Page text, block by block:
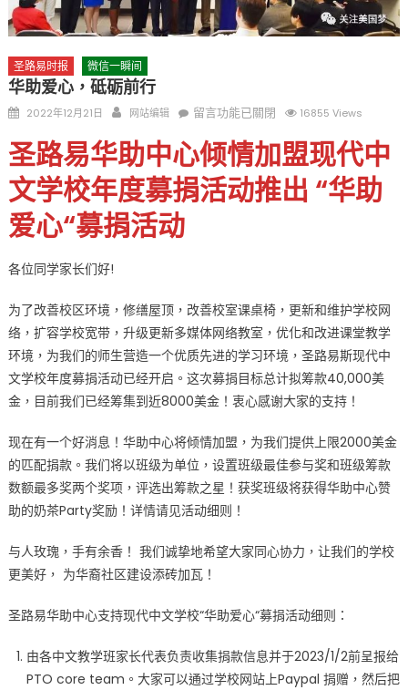
与钢琴的精彩对话
圣路易时报 微信一瞬间
华助爱心，砥砺前行
Posted
2022年12月21日 Author
网站编辑
在
助
爱
心，
中
留言功能已關閉 16855 Views
圣路易华助中心倾情加盟现代中
文学校年度募捐活动推出 “华助
爱心“募捐活动
各位同学家长们好!
为了改善校区环境，修缮屋顶，改善校室课桌椅，更新和维护学校网
络，扩容学校宽带，升级更新多媒体网络教室，优化和改进课堂教学
环境，为我们的师生营造一个优质先进的学习环境，圣路易斯现代中
文学校年度募捐活动已经开启。这次募捐目标总计拟筹款40,000美
金，目前我们已经筹集到近8000美金！衷心感谢大家的支持！
现在有一个好消息！华助中心将倾情加盟，为我们提供上限2000美金
的匹配捐款。我们将以班级为单位，设置班级最佳参与奖和班级筹款
数额最多奖两个奖项，评选出筹款之星！获奖班级将获得华助中心赞
助的奶茶Party奖励！详情请见活动细则！
与人玫瑰，手有余香！ 我们诚挚地希望大家同心协力，让我们的学校
更美好， 为华裔社区建设添砖加瓦！
圣路易华助中心支持现代中文学校“华助爱心“募捐活动细则：
由各中文教学班家长代表负责收集捐款信息并于2023/1/2前呈报给
PTO core team。大家可以通过学校网站上Paypal 捐赠，然后把